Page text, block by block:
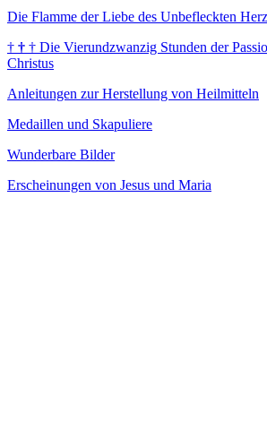
Die Flamme der Liebe des Unbefleckten
† † † Die Vierundzwanzig Stunden der
Christus
Anleitungen zur Herstellung von Heilmitteln
Medaillen und Skapuliere
Wunderbare Bilder
Erscheinungen von Jesus und Maria